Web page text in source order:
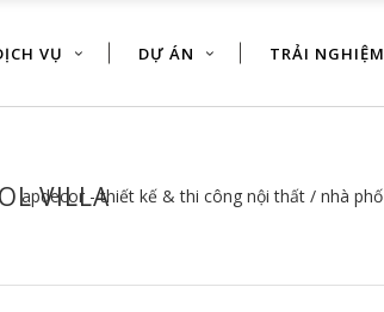
VỤ DỰ ÁN TRẢI NGHIỆM
VILLA
apdecor - thiết kế & thi công nội thất / nhà phố